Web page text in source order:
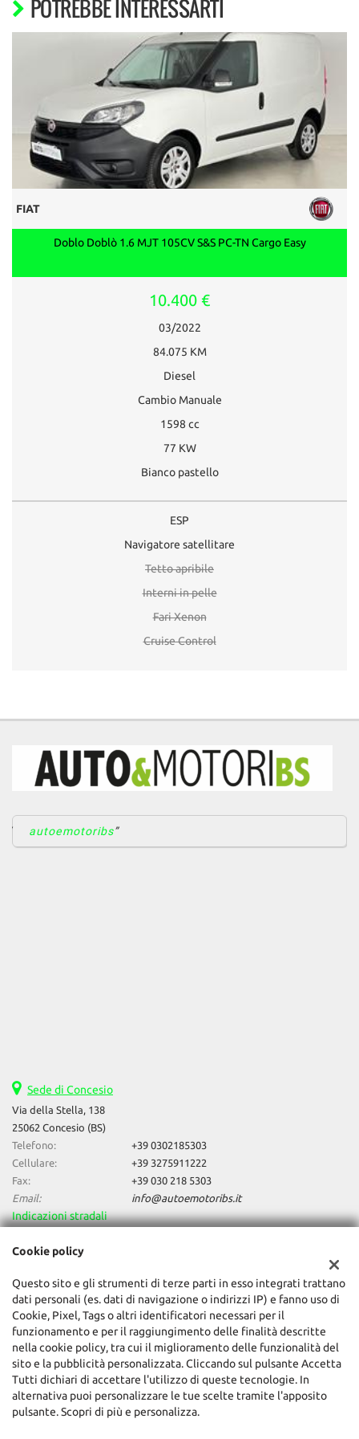
POTREBBE INTERESSARTI
FIAT
Doblo Doblò 1.6 MJT 105CV S&S PC-TN Cargo Easy
10.400 €
03/2022
84.075 KM
Diesel
Cambio Manuale
1598 cc
77 KW
Bianco pastello
ESP
Navigatore satellitare
Tetto apribile
Interni in pelle
Fari Xenon
Cruise Control
autoemotoribs
Sede di Concesio
Via della Stella, 138
25062 Concesio (BS)
Telefono:
+39 0302185303
Cellulare:
+39 3275911222
Fax:
+39 030 218 5303
Email:
info@autoemotoribs.it
Indicazioni stradali
Auto & Motori Di Daniele Bagozzi
Via della Stella, 138, Concesio (BS)
C.F/P.IVA:
03856060987
Registro delle imprese:BS
Cookie policy
Questo sito e gli strumenti di terze parti in esso integrati trattano
dati personali (es. dati di navigazione o indirizzi IP) e fanno uso di
Cookie, Pixel, Tags o altri identificatori necessari per il
funzionamento e per il raggiungimento delle finalità descritte
nella cookie policy, tra cui il miglioramento delle funzionalità del
sito e la pubblicità personalizzata. Cliccando sul pulsante Accetta
Tutti dichiari di accettare l'utilizzo di queste tecnologie. In
alternativa puoi personalizzare le tue scelte tramite l'apposito
pulsante. Scopri di più e personalizza.